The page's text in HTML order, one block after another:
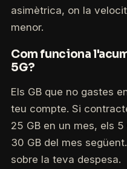
asimètrica, on la
menor.
Com funciona
5G?
Els GB que no gastes
teu compte. Si
25 GB en un mes, els
30 GB del mes
sobre la teva despesa.